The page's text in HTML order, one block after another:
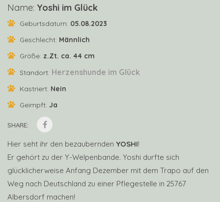
Name: Yoshi im Glück
Geburtsdatum: 05.08.2023
Geschlecht: Männlich
Größe: z.Zt. ca. 44 cm
Standort: Herzenshunde im Glück
Kastriert: Nein
Geimpft: Ja
SHARE:
Hier seht ihr den bezaubernden YOSHI!
Er gehört zu der Y-Welpenbande. Yoshi durfte sich
glücklicherweise Anfang Dezember mit dem Trapo auf den
Weg nach Deutschland zu einer Pflegestelle in 25767
Albersdorf machen!